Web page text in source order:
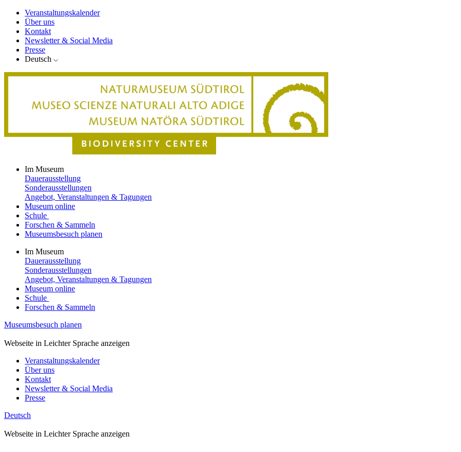
Veranstaltungskalender
Über uns
Kontakt
Newsletter & Social Media
Presse
Deutsch
Im Museum
Dauerausstellung
Sonderausstellungen
Angebot, Veranstaltungen & Tagungen
Museum online
Schule
Forschen & Sammeln
Museumsbesuch planen
Im Museum
Dauerausstellung
Sonderausstellungen
Angebot, Veranstaltungen & Tagungen
Museum online
Schule
Forschen & Sammeln
Museumsbesuch planen
Webseite in Leichter Sprache anzeigen
Veranstaltungskalender
Über uns
Kontakt
Newsletter & Social Media
Presse
Deutsch
Webseite in Leichter Sprache anzeigen